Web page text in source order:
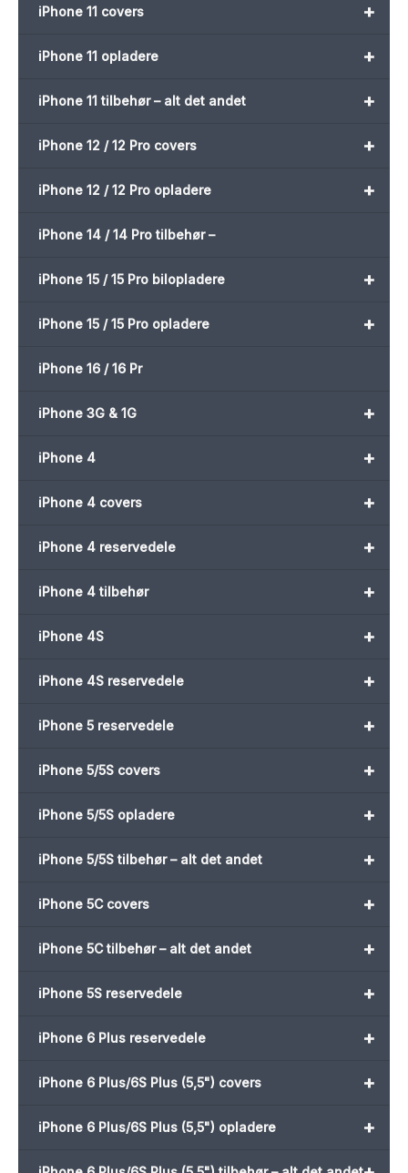
+
iPhone 11 covers
+
iPhone 11 opladere
+
iPhone 11 tilbehør – alt det andet
+
iPhone 12 / 12 Pro covers
+
iPhone 12 / 12 Pro opladere
iPhone 14 / 14 Pro tilbehør –
+
iPhone 15 / 15 Pro bilopladere
+
iPhone 15 / 15 Pro opladere
iPhone 16 / 16 Pr
+
iPhone 3G & 1G
+
iPhone 4
+
iPhone 4 covers
+
iPhone 4 reservedele
+
iPhone 4 tilbehør
+
iPhone 4S
+
iPhone 4S reservedele
+
iPhone 5 reservedele
+
iPhone 5/5S covers
+
iPhone 5/5S opladere
+
iPhone 5/5S tilbehør – alt det andet
+
iPhone 5C covers
+
iPhone 5C tilbehør – alt det andet
+
iPhone 5S reservedele
+
iPhone 6 Plus reservedele
+
iPhone 6 Plus/6S Plus (5,5") covers
+
iPhone 6 Plus/6S Plus (5,5") opladere